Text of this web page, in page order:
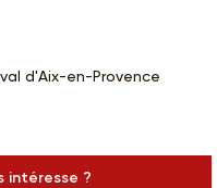
d'Aix-en-Provence
intéresse ?